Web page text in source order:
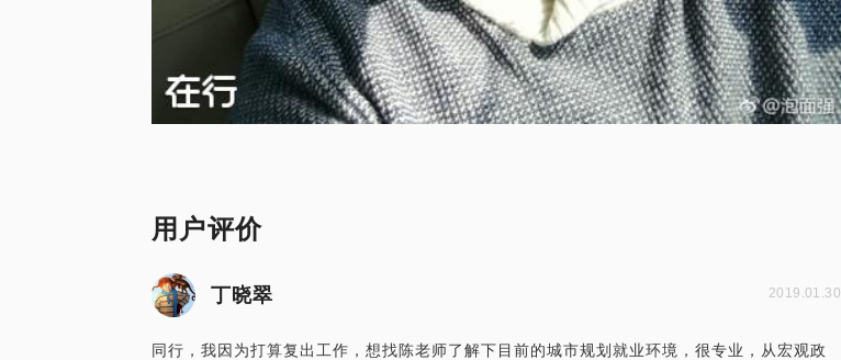
用户评价
丁晓翠 2019.01.30
同行，我因为打算复出工作，想找陈老师了解下目前的城市规划就业环境，很专业，从宏观政